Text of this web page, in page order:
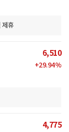
제휴
6,510
+29.94%
4,775